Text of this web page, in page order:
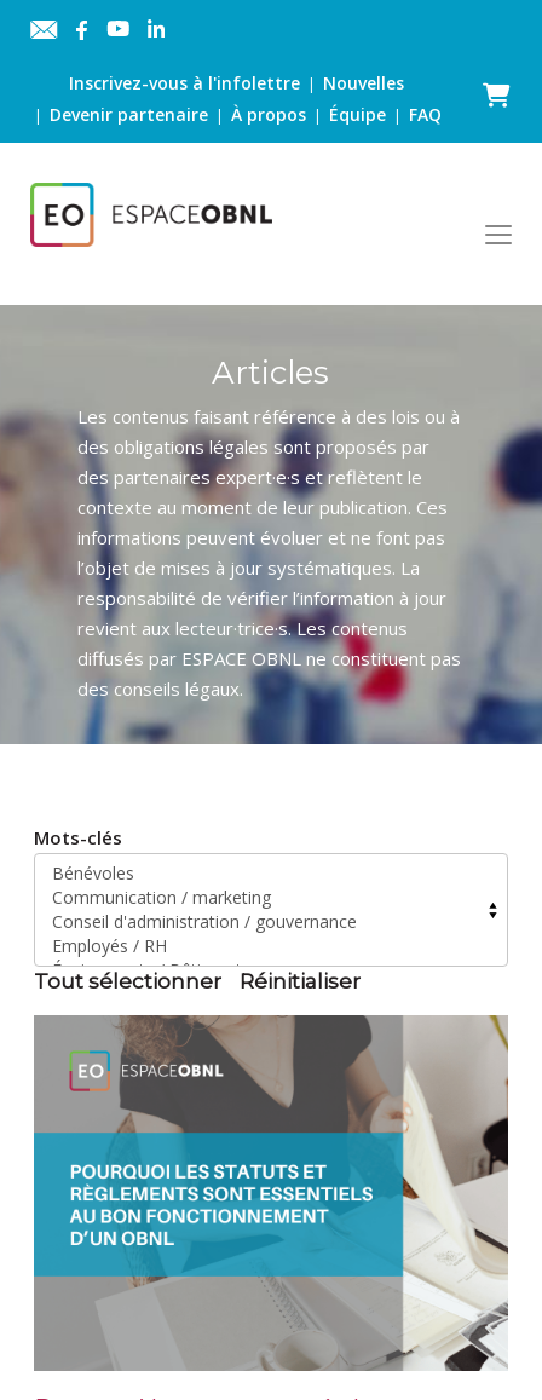
Inscrivez-vous à l'infolettre| Nouvelles
| Devenir partenaire |À propos | Équipe | FAQ
Panier
Articles
Les contenus faisant référence à des lois ou à
des obligations légales sont proposés par
des partenaires expert·e·s et reflètent le
contexte au moment de leur publication. Ces
informations peuvent évoluer et ne font pas
l’objet de mises à jour systématiques. La
responsabilité de vérifier l’information à jour
revient aux lecteur·trice·s. Les contenus
diffusés par ESPACE OBNL ne constituent pas
des conseils légaux.
Mots-clés
Tout sélectionner Réinitialiser